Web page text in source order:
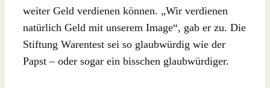
weiter Geld verdienen können. „Wir verdienen
natürlich Geld mit unserem Image“, gab er zu. Die
Stiftung Warentest sei so glaubwürdig wie der
Papst – oder sogar ein bisschen glaubwürdiger.